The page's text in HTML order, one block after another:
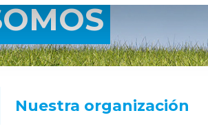
Nuestra organización